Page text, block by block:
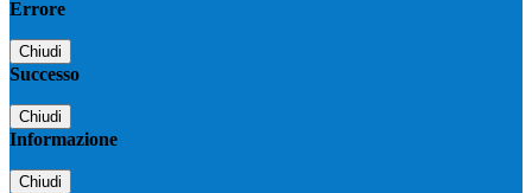
Errore
Chiudi
Successo
Chiudi
Informazione
Chiudi